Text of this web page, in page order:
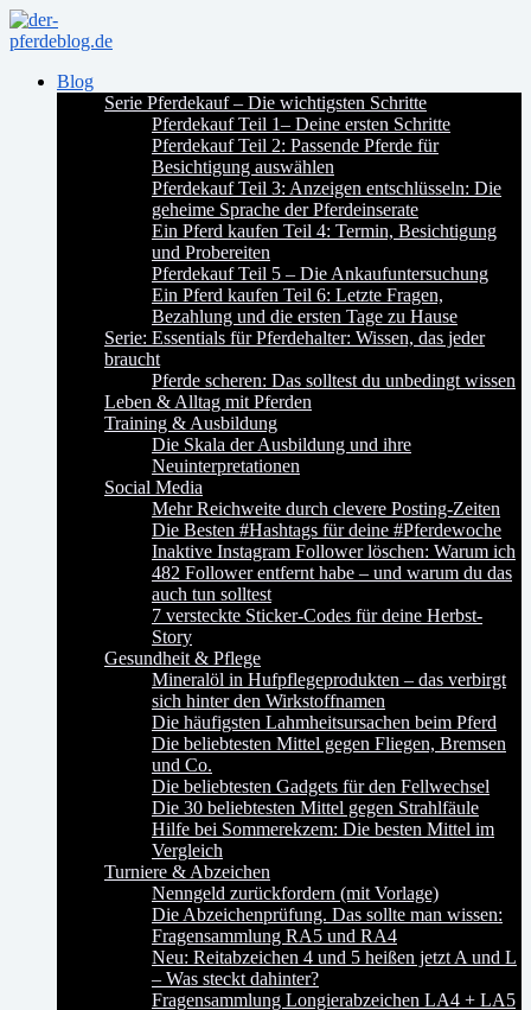
Blog
Serie Pferdekauf – Die wichtigsten Schritte
Pferdekauf Teil 1– Deine ersten Schritte
Pferdekauf Teil 2: Passende Pferde für
Besichtigung auswählen
Pferdekauf Teil 3: Anzeigen entschlüsseln: Die
geheime Sprache der Pferdeinserate
Ein Pferd kaufen Teil 4: Termin, Besichtigung
und Probereiten
Pferdekauf Teil 5 – Die Ankaufuntersuchung
Ein Pferd kaufen Teil 6: Letzte Fragen,
Bezahlung und die ersten Tage zu Hause
Serie: Essentials für Pferdehalter: Wissen, das jeder
braucht
Pferde scheren: Das solltest du unbedingt wissen
Leben & Alltag mit Pferden
Training & Ausbildung
Die Skala der Ausbildung und ihre
Neuinterpretationen
Social Media
Mehr Reichweite durch clevere Posting-Zeiten
Die Besten #Hashtags für deine #Pferdewoche
Inaktive Instagram Follower löschen: Warum ich
482 Follower entfernt habe – und warum du das
auch tun solltest
7 versteckte Sticker-Codes für deine Herbst-
Story
Gesundheit & Pflege
Mineralöl in Hufpflegeprodukten – das verbirgt
sich hinter den Wirkstoffnamen
Die häufigsten Lahmheitsursachen beim Pferd
Die beliebtesten Mittel gegen Fliegen, Bremsen
und Co.
Die beliebtesten Gadgets für den Fellwechsel
Die 30 beliebtesten Mittel gegen Strahlfäule
Hilfe bei Sommerekzem: Die besten Mittel im
Vergleich
Turniere & Abzeichen
Nenngeld zurückfordern (mit Vorlage)
Die Abzeichenprüfung. Das sollte man wissen:
Fragensammlung RA5 und RA4
Neu: Reitabzeichen 4 und 5 heißen jetzt A und L
– Was steckt dahinter?
Fragensammlung Longierabzeichen LA4 + LA5